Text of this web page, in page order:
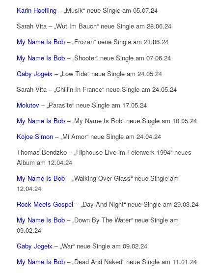
Karin Hoefling– „Musik“ neue Single am 05.07.24
Sarah Vita – „Wut Im Bauch“ neue Single am 28.06.24
My Name Is Bob– „Frozen“ neue Single am 21.06.24
My Name Is Bob– „Shooter“ neue Single am 07.06.24
Gaby Jogeix – „Low Tide“ neue Single am 24.05.24
Sarah Vita – „Chillin In France“ neue Single am 24.05.24
Molutov– „Parasite“ neue Single am 17.05.24
My Name Is Bob– „My Name Is Bob“ neue Single am 10.05.24
Kojoe Simon– „Mi Amor“ neue Single am 24.04.24
Thomas Bendzko – „Hiphouse Live im Feierwerk 1994“ neues
Album am 12.04.24
My Name Is Bob– „Walking Over Glass“ neue Single am
12.04.24
Rock Meets Gospel – „Day And Night“ neue Single am 29.03.24
My Name Is Bob– „Down By The Water“ neue Single am
09.02.24
Gaby Jogeix – „War“ neue Single am 09.02.24
My Name Is Bob– „Dead And Naked“ neue Single am 11.01.24